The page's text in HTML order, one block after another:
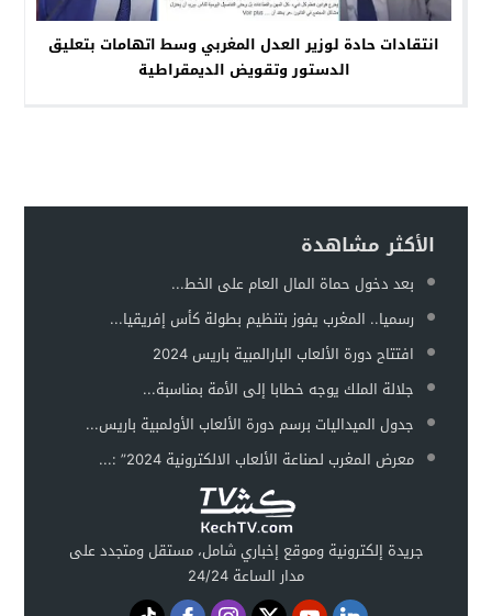
انتقادات حادة لوزير العدل المغربي وسط اتهامات بتعليق
الدستور وتقويض الديمقراطية
الأكثر مشاهدة
بعد دخول حماة المال العام على الخط...
رسميا.. المغرب يفوز بتنظيم بطولة كأس إفريقيا...
افتتاح دورة الألعاب البارالمبية باريس 2024
جلالة الملك يوجه خطابا إلى الأمة بمناسبة...
جدول الميداليات برسم دورة الألعاب الأولمبية باريس...
معرض المغرب لصناعة الألعاب الالكترونية 2024” :...
جريدة إلكترونية وموقع إخباري شامل، مستقل ومتجدد على
مدار الساعة 24/24